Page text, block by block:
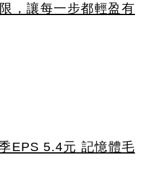
，讓每一步都輕盈有
EPS 5.4元 記憶體毛